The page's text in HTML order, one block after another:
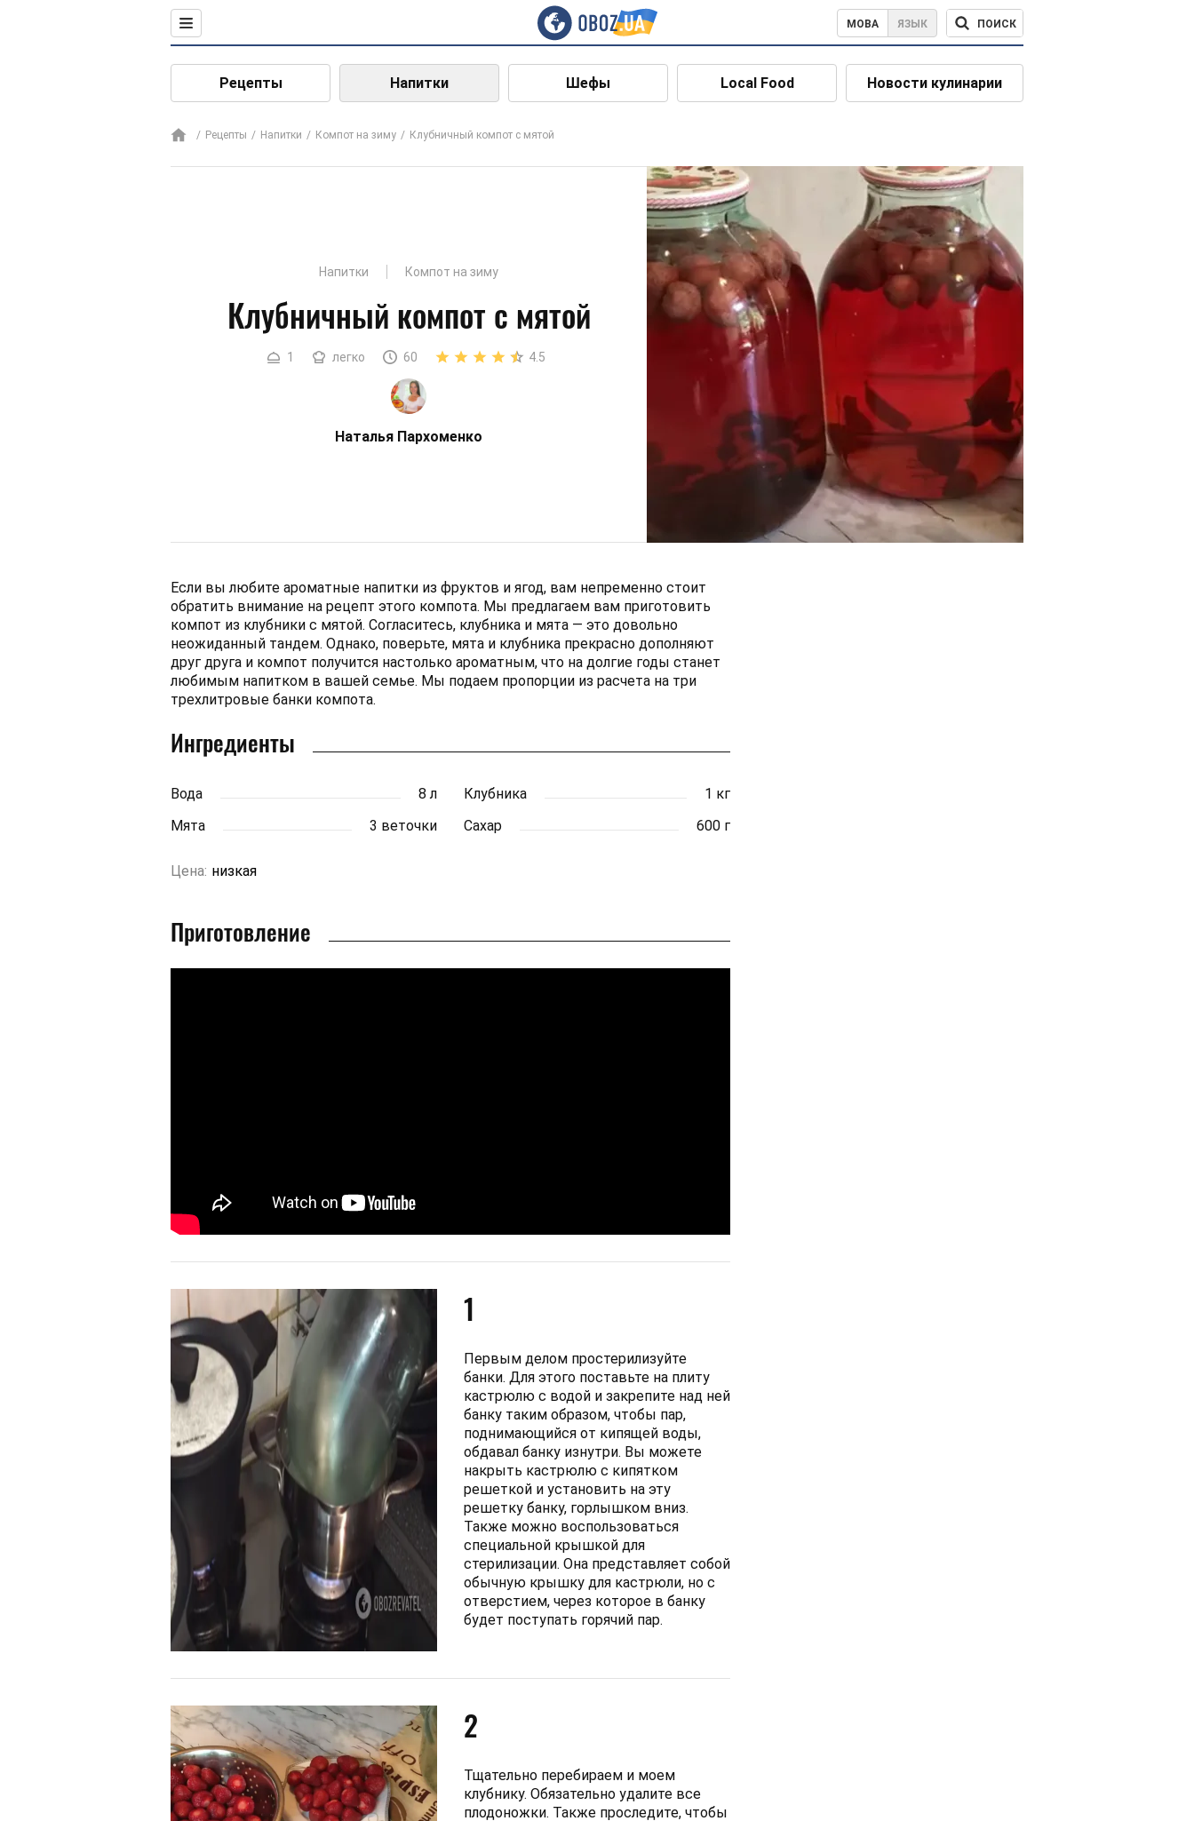
МОВА ЯЗЫК ПОИСК
Рецепты Напитки Шефы Local Food Новости кулинарии
Рецепты Напитки Компот на зиму Клубничный компот с мятой
Напитки Компот на зиму
Клубничный компот с мятой
1 легко 60 4.5
Наталья Пархоменко
Если вы любите ароматные напитки из фруктов и ягод, вам непременно стоит
обратить внимание на рецепт этого компота. Мы предлагаем вам приготовить
компот из клубники с мятой. Согласитесь, клубника и мята — это довольно
неожиданный тандем. Однако, поверьте, мята и клубника прекрасно дополняют
друг друга и компот получится настолько ароматным, что на долгие годы станет
любимым напитком в вашей семье. Мы подаем пропорции из расчета на три
трехлитровые банки компота.
Ингредиенты
Вода 8 л Клубника
1 кг
Мята
3 веточки Сахар 600 г
Цена: низкая
Приготовление
1
Первым делом простерилизуйте
банки. Для этого поставьте на плиту
кастрюлю с водой и закрепите над ней
банку таким образом, чтобы пар,
поднимающийся от кипящей воды,
обдавал банку изнутри. Вы можете
накрыть кастрюлю с кипятком
решеткой и установить на эту
решетку банку, горлышком вниз.
Также можно воспользоваться
специальной крышкой для
стерилизации. Она представляет собой
обычную крышку для кастрюли, но с
отверстием, через которое в банку
будет поступать горячий пар.
2
Тщательно перебираем и моем
клубнику. Обязательно удалите все
плодоножки. Также проследите, чтобы